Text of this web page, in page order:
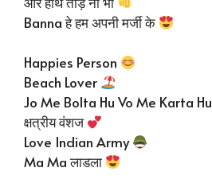
Banna हे हम अपनी मर्जी के
Happies Person
Beach Lover
Jo Me Bolta Hu Vo Me Karta Hu
क्षत्रीय वंशज
Love Indian Army
Ma Ma लाडला